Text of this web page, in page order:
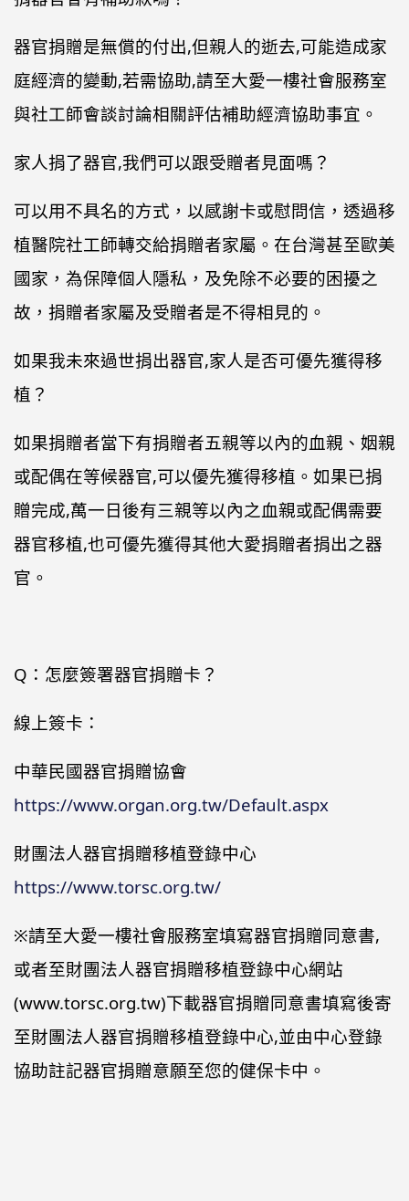
器官捐贈是無償的付出,但親人的逝去,可能造成家
庭經濟的變動,若需協助,請至大愛一樓社會服務室
與社工師會談討論相關評估補助經濟協助事宜。
家人捐了器官,我們可以跟受贈者見面嗎？
可以用不具名的方式，以感謝卡或慰問信，透過移
植醫院社工師轉交給捐贈者家屬。在台灣甚至歐美
國家，為保障個人隱私，及免除不必要的困擾之
故，捐贈者家屬及受贈者是不得相見的。
如果我未來過世捐出器官,家人是否可優先獲得移
植？
如果捐贈者當下有捐贈者五親等以內的血親、姻親
或配偶在等候器官,可以優先獲得移植。如果已捐
贈完成,萬一日後有三親等以內之血親或配偶需要
器官移植,也可優先獲得其他大愛捐贈者捐出之器
官。
Q：怎麼簽署器官捐贈卡？
線上簽卡：
中華民國器官捐贈協會
https://www.organ.org.tw/Default.aspx
財團法人器官捐贈移植登錄中心
https://www.torsc.org.tw/
※請至大愛一樓社會服務室填寫器官捐贈同意書,
或者至財團法人器官捐贈移植登錄中心網站
(www.torsc.org.tw)下載器官捐贈同意書填寫後寄
至財團法人器官捐贈移植登錄中心,並由中心登錄
協助註記器官捐贈意願至您的健保卡中。